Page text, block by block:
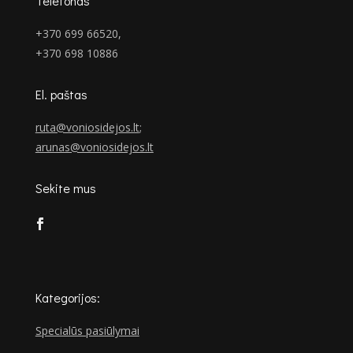
+370 699 66520,
+370 698 10886
El. paštas
ruta@voniosidejos.lt;
arunas@voniosidejos.lt
Sekite mus
Kategorijos:
Specialūs pasiūlymai